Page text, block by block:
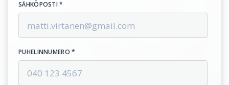
SÄHKÖPOSTI *
PUHELINNUMERO *